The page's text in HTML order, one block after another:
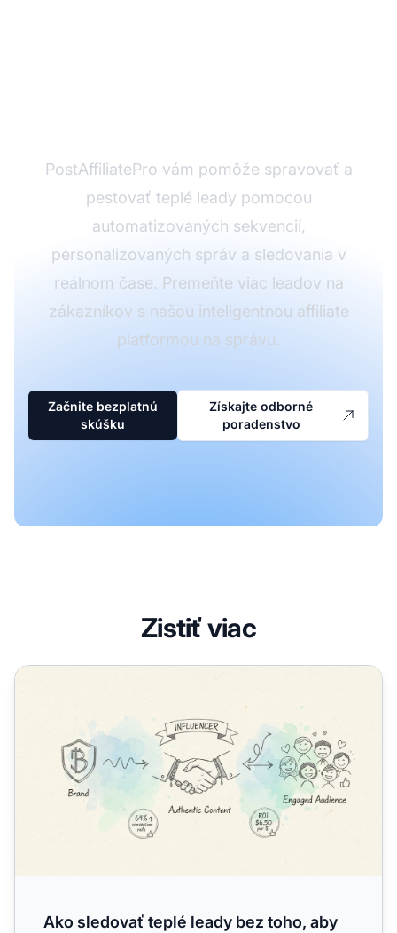
PostAffiliatePro vám pomôže spravovať a
pestovať teplé leady pomocou
automatizovaných sekvencií,
personalizovaných správ a sledovania v
reálnom čase. Premeňte viac leadov na
zákazníkov s našou inteligentnou affiliate
platformou na správu.
Začnite bezplatnú
skúšku
Získajte odborné
poradenstvo
Zistiť viac
Ako sledovať teplé leady bez toho, aby ste boli dotieraví
Ako sledovať teplé leady bez toho, aby